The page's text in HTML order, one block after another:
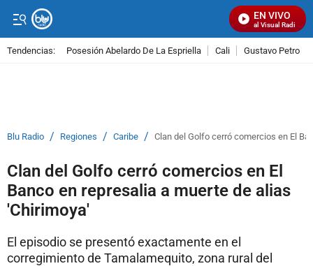
EN VIVO
Señal Visual Radio
Tendencias: Posesión Abelardo De La Espriella Cali Gustavo Petro
Blu Radio / Regiones / Caribe / Clan del Golfo cerró comercios en El
Clan del Golfo cerró comercios en El
Banco en represalia a muerte de alias
'Chirimoya'
El episodio se presentó exactamente en el
corregimiento de Tamalamequito, zona rural del